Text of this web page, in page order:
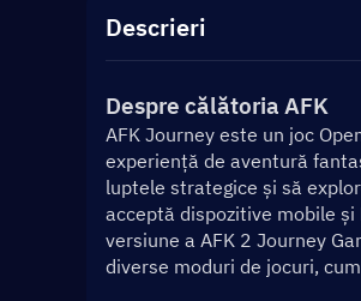
Descrieri
Despre călătoria AFK
AFK Journey este un joc
experiență de aventură
luptele strategice și să
acceptă dispozitive mobile
versiune a AFK 2 Journey
diverse moduri de jocuri,